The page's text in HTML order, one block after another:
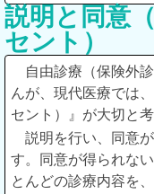
説明と同意
セント）
自由診療（保険外
んが、現代医療では
セント）』が大切と考
説明を行い、同意
す。同意が得られな
とんどの診療内容を